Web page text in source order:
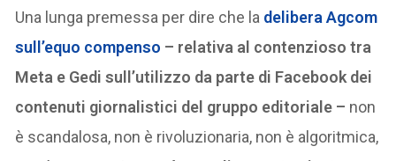
Una lunga premessa per dire che la delibera Agcom
sull’equo compenso – relativa al contenzioso tra
Meta e Gedi sull’utilizzo da parte di Facebook dei
contenuti giornalistici del gruppo editoriale – non
è scandalosa, non è rivoluzionaria, non è algoritmica,